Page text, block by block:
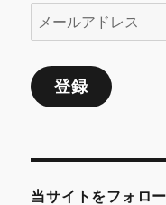
ー
ル
ア
ス
登録
当サイトをフォロー